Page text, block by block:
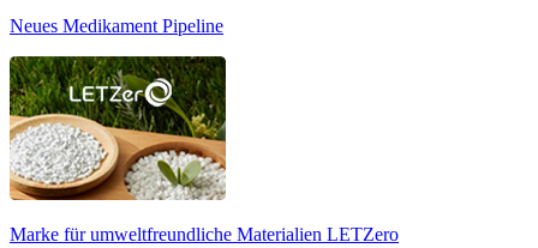
Neues Medikament Pipeline
Marke für umweltfreundliche Materialien LETZero